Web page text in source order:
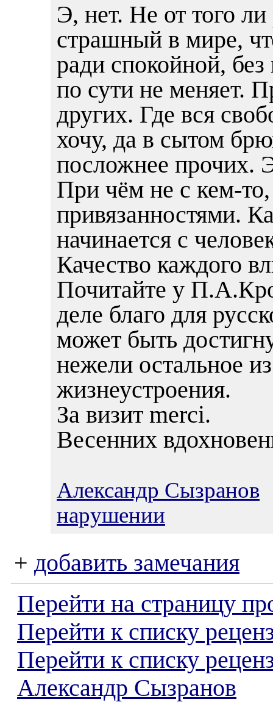
Э, нет. Не от того
страшный в мире,
ради спокойной,
по сути не меняет.
других. Где вся
хочу, да в сытом
посложнее прочих.
При чём не с кем-
привязанностями.
начинается с
Качество каждого
Почитайте у
деле благо для
может быть
нежели остальное
жизнеустроения.
За визит merci.
Весенних
Александр Сызранов
нарушении
+ добавить замечания
Перейти на страницу
Перейти к списку
Перейти к списку
Александр Сызранов